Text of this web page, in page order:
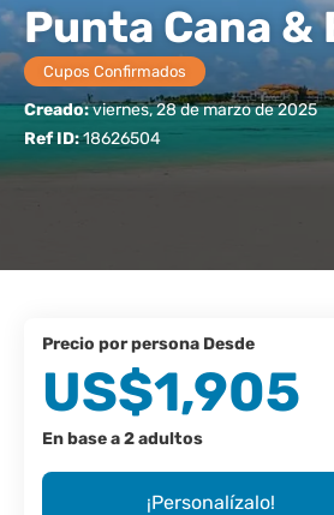
Punta Cana
Cupos Confirmados
Creado:viernes, 28 de marzo de 2025
Ref ID:18626504
precio por persona Desde
US$1,905
En base a 2 adultos
¡Personalízalo!